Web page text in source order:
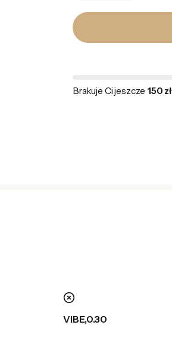
Brakuje Ci jeszcze 150 zł
nie
VIBE,0.30